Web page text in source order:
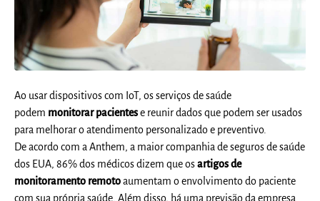
Ao usar dispositivos com IoT, os serviços de saúde
podem monitorar pacientese reunir dados que podem ser usados
para melhorar o atendimento personalizado e preventivo.
De acordo com a Anthem, a maior companhia de seguros de saúde
dos EUA, 86% dos médicos dizem que osartigos de
monitoramento remotoaumentam o envolvimento do paciente
com sua própria saúde. Além disso, há uma previsão da empresa